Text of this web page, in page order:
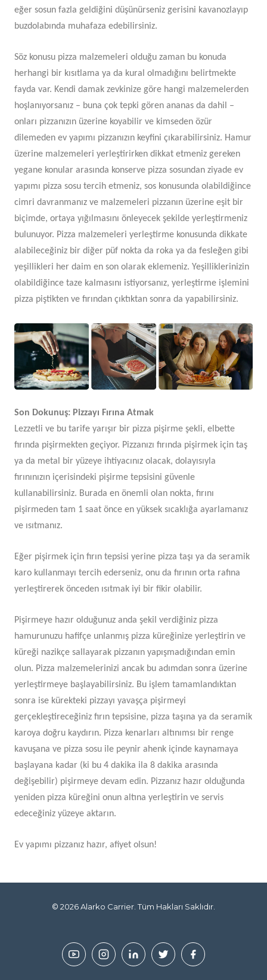
eğer sosun fazla geldiğini düşünürseniz gerisini kavanozlayıp
buzdolabında muhafaza edebilirsiniz.
Söz konusu pizza malzemeleri olduğu zaman bu konuda
herhangi bir kısıtlama ya da kural olmadığını belirtmekte
fayda var. Kendi damak zevkinize göre hangi malzemelerden
hoşlanıyorsanız – buna çok tepki gören ananas da dahil –
onları pizzanızın üzerine koyabilir ve kimseden özür
dilemeden ev yapımı pizzanızın keyfini çıkarabilirsiniz. Hamur
üzerine malzemeleri yerleştirirken dikkat etmeniz gereken
yegane konular arasında konserve pizza sosundan ziyade ev
yapımı pizza sosu tercih etmeniz, sos konusunda olabildiğince
cimri davranmanız ve malzemeleri pizzanın üzerine eşit bir
biçimde, ortaya yığılmasını önleyecek şekilde yerleştirmeniz
bulunuyor. Pizza malzemeleri yerleştirme konusunda dikkate
alabileceğiniz bir diğer püf nokta da roka ya da fesleğen gibi
yeşillikleri her daim en son olarak eklemeniz. Yeşilliklerinizin
olabildiğince taze kalmasını istiyorsanız, yerleştirme işlemini
pizza piştikten ve fırından çıktıktan sonra da yapabilirsiniz.
Son Dokunuş: Pizzayı Fırına Atmak
Lezzetli ve bu tarife yarışır bir pizza pişirme şekli, elbette
fırında pişirmekten geçiyor. Pizzanızı fırında pişirmek için taş
ya da metal bir yüzeye ihtiyacınız olacak, dolayısıyla
fırınınızın içerisindeki pişirme tepsisini güvenle
kullanabilirsiniz. Burada en önemli olan nokta, fırını
pişirmeden tam 1 saat önce en yüksek sıcaklığa ayarlamanız
ve ısıtmanız.
Eğer pişirmek için fırın tepsisi yerine pizza taşı ya da seramik
karo kullanmayı tercih ederseniz, onu da fırının orta rafına
yerleştirerek önceden ısıtmak iyi bir fikir olabilir.
Pişirmeye hazır olduğunuz anda şekil verdiğiniz pizza
hamurunuzu hafifçe unlanmış pizza küreğinize yerleştirin ve
küreği nazikçe sallayarak pizzanın yapışmadığından emin
olun. Pizza malzemelerinizi ancak bu adımdan sonra üzerine
yerleştirmeye başlayabilirsiniz. Bu işlem tamamlandıktan
sonra ise kürekteki pizzayı yavaşça pişirmeyi
gerçekleştireceğiniz fırın tepsisine, pizza taşına ya da seramik
karoya doğru kaydırın. Pizza kenarları altınımsı bir renge
kavuşana ve pizza sosu ile peynir ahenk içinde kaynamaya
başlayana kadar (ki bu 4 dakika ila 8 dakika arasında
değişebilir) pişirmeye devam edin. Pizzanız hazır olduğunda
yeniden pizza küreğini onun altına yerleştirin ve servis
edeceğiniz yüzeye aktarın.
Ev yapımı pizzanız hazır, afiyet olsun!
© 2026Alarko Carrier. Tüm Hakları Saklıdır.